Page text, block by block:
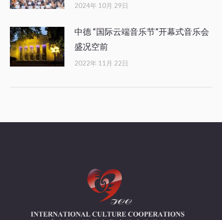
2024年 10月 29日
中德 “国际云端音乐节”开幕式音乐会
盛况空前
2022年 11月 22日